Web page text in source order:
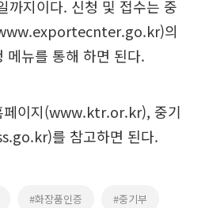
까지이다. 신청 및 접수는 중
의
메뉴를 통해 하면 된다.
페이지(www.ktr.or.kr), 중기
를 참고하면 된다.
#화장품인증 #중기부